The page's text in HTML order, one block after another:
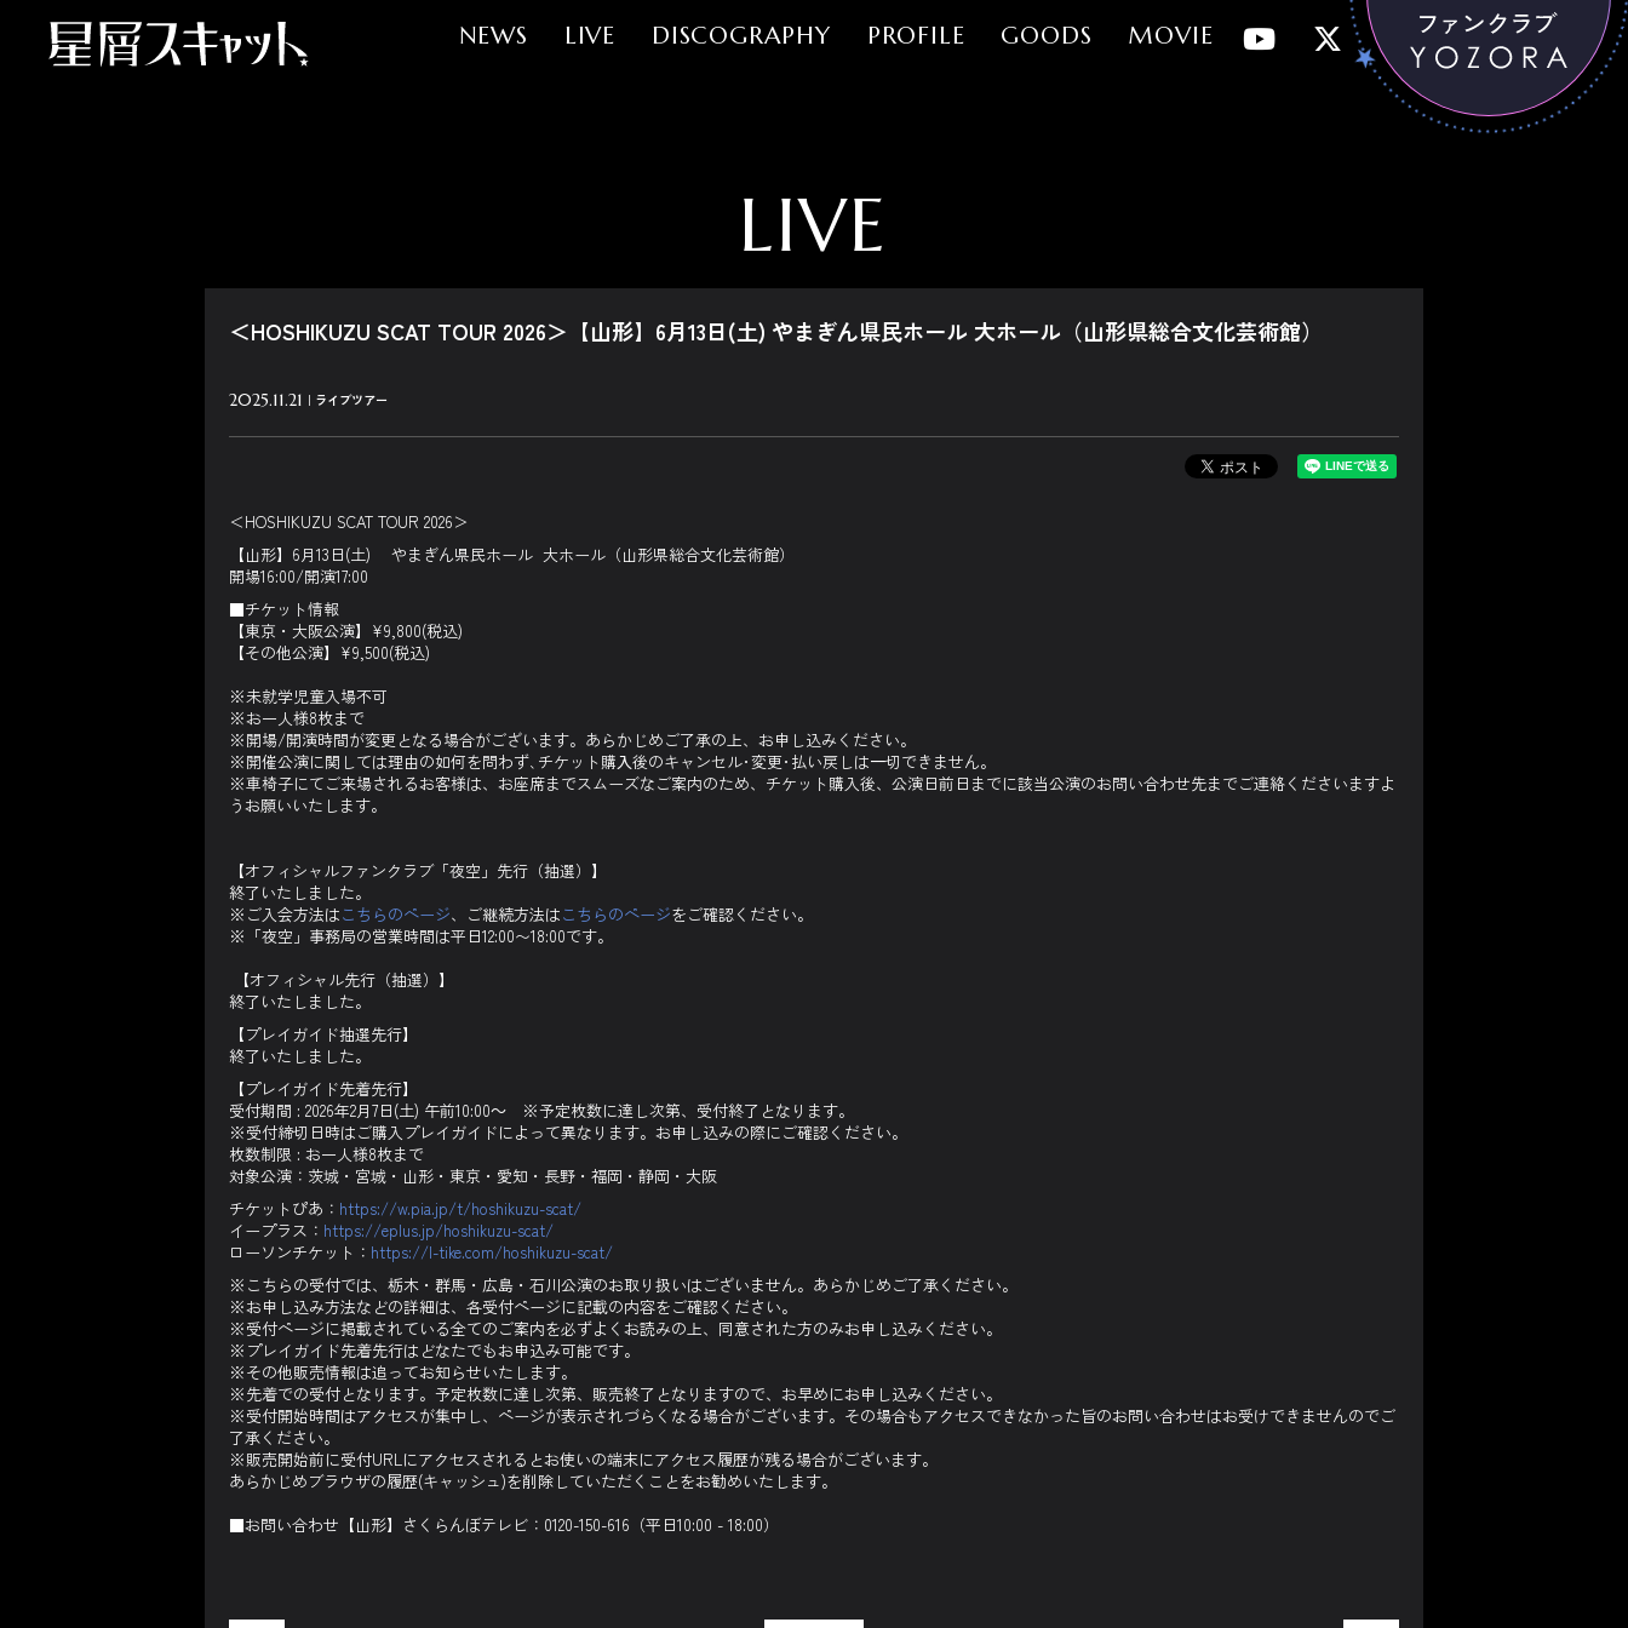
NEWS LIVE DISCOGRAPHY PROFILE GOODS MOVIE
LIVE
＜HOSHIKUZU SCAT TOUR 2026＞【山形】6月13日(土) やまぎん県民ホール 大ホール（山形県総合文化芸術館）
2025.11.21 ライブツアー
＜HOSHIKUZU SCAT TOUR 2026＞
【山形】6月13日(土) やまぎん県民ホール 大ホール（山形県総合文化芸術館）
開場16:00/開演17:00
■チケット情報
【東京・大阪公演】¥9,800(税込)
【その他公演】¥9,500(税込)
※未就学児童入場不可
※お一人様8枚まで
※開場/開演時間が変更となる場合がございます。あらかじめご了承の上、お申し込みください。
※開催公演に関しては理由の如何を問わず､チケット購⼊後のキャンセル･変更･払い戻しは⼀切できません。
※車椅子にてご来場されるお客様は、お座席までスムーズなご案内のため、チケット購入後、公演日前日までに該当公演のお問い合わせ先までご連絡くださいますよ
うお願いいたします。
【オフィシャルファンクラブ「夜空」先行（抽選）】
終了いたしました。
※ご入会方法はこちらのページ、ご継続方法はこちらのページをご確認ください。
※「夜空」事務局の営業時間は平日12:00〜18:00です。
【オフィシャル先行（抽選）】
終了いたしました。
【プレイガイド抽選先行】
終了いたしました。
【プレイガイド先着先行】
受付期間 : 2026年2月7日(土) 午前10:00～ ※予定枚数に達し次第、受付終了となります。
※受付締切日時はご購入プレイガイドによって異なります。お申し込みの際にご確認ください。
枚数制限 : お一人様8枚まで
対象公演：茨城・宮城・山形・東京・愛知・長野・福岡・静岡・大阪
チケットぴあ： https://w.pia.jp/t/hoshikuzu-scat/
イープラス： https://eplus.jp/hoshikuzu-scat/
ローソンチケット： https://l-tike.com/hoshikuzu-scat/
※こちらの受付では、栃木・群馬・広島・石川公演のお取り扱いはございません。あらかじめご了承ください。
※お申し込み方法などの詳細は、各受付ページに記載の内容をご確認ください。
※受付ページに掲載されている全てのご案内を必ずよくお読みの上、同意された方のみお申し込みください。
※プレイガイド先着先行はどなたでもお申込み可能です。
※その他販売情報は追ってお知らせいたします。
※先着での受付となります。予定枚数に達し次第、販売終了となりますので、お早めにお申し込みください。
※受付開始時間はアクセスが集中し、ページが表示されづらくなる場合がございます。その場合もアクセスできなかった旨のお問い合わせはお受けできませんのでご
了承ください。
※販売開始前に受付URLにアクセスされるとお使いの端末にアクセス履歴が残る場合がございます。
あらかじめブラウザの履歴(キャッシュ)を削除していただくことをお勧めいたします。
■お問い合わせ【山形】さくらんぼテレビ：0120-150-616（平日10:00 - 18:00）